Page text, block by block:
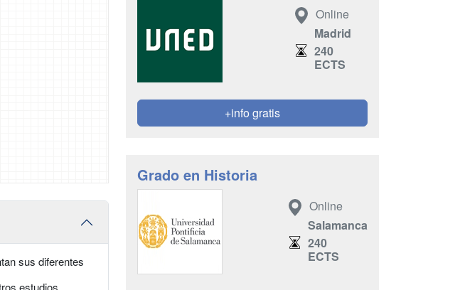
sus diferentes
estudios.
Online
Madrid
240
ECTS
+info gratis
Grado en Historia
Online
Salamanca
240
ECTS